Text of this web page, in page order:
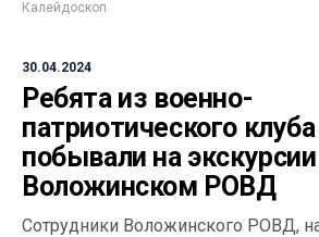
Калейдоскоп
30.04.2024
Ребята из военно-
патриотического
побывали на
Воложинском РОВД
Сотрудники Воложинского РОВД,